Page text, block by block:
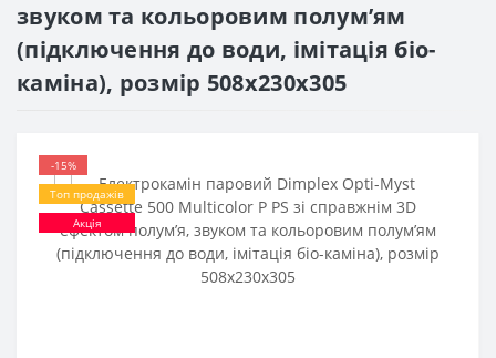
звуком та кольоровим полумʼям
(підключення до води, імітація біо-
каміна), розмір 508x230x305
-15%
Топ продажів
Акція